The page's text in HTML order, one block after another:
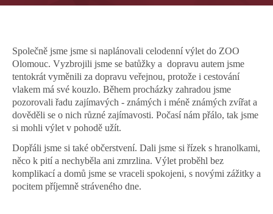
Společně jsme jsme si naplánovali celodenní výlet do ZOO
Olomouc. Vyzbrojili jsme se batůžky a dopravu autem jsme
tentokrát vyměnili za dopravu veřejnou, protože i cestování
vlakem má své kouzlo. Během procházky zahradou jsme
pozorovali řadu zajímavých - známých i méně známých zvířat a
dověděli se o nich různé zajímavosti. Počasí nám přálo, tak jsme
si mohli výlet v pohodě užít.
Dopřáli jsme si také občerstvení. Dali jsme si řízek s hranolkami,
něco k pití a nechyběla ani zmrzlina. Výlet proběhl bez
komplikací a domů jsme se vraceli spokojeni, s novými zážitky a
pocitem příjemně stráveného dne.